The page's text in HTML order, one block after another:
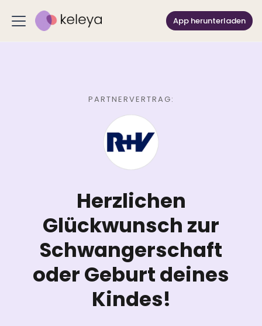
App herunterladen
PARTNERVERTRAG:
Herzlichen
Glückwunsch zur
Schwangerschaft
oder Geburt deines
Kindes!